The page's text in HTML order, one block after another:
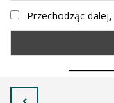
Przechodząc